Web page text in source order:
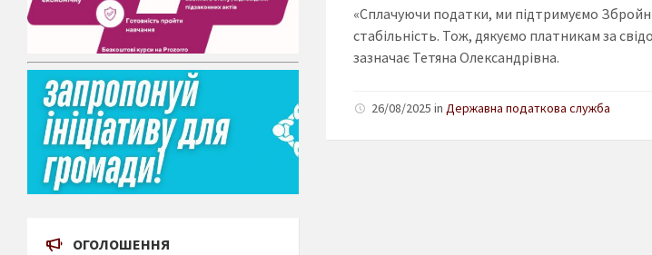
«Сплачуючи податки, ми підтримуємо
стабільність. Тож, дякуємо платникам за
зазначає Тетяна Олександрівна.
26/08/2025 in Державна податкова служба
ОГОЛОШЕННЯ